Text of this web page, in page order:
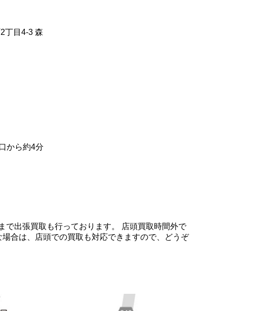
丁目4-3 森
から約4分
で出張買取も行っております。 店頭買取時間外で
合は、店頭での買取も対応できますので、どうぞ